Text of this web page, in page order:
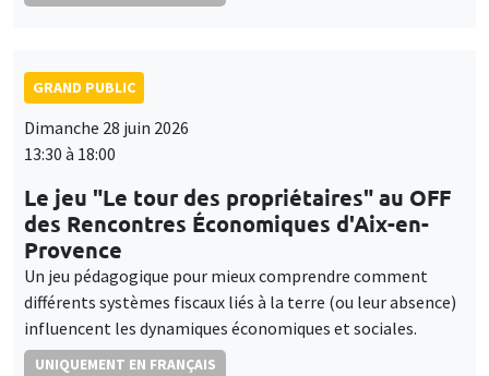
GRAND PUBLIC
Dimanche 28 juin 2026
13:30 à 18:00
Le jeu "Le tour des propriétaires" au OFF
des Rencontres Économiques d'Aix-en-
Provence
Un jeu pédagogique pour mieux comprendre comment
différents systèmes fiscaux liés à la terre (ou leur absence)
influencent les dynamiques économiques et sociales.
UNIQUEMENT EN FRANÇAIS